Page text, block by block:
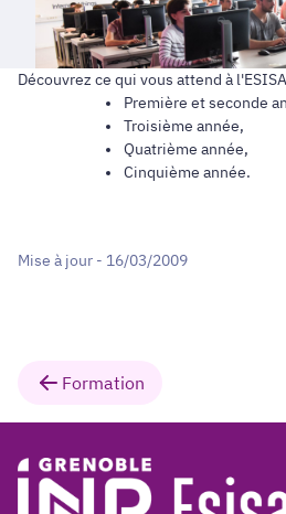
Découvrez ce qui vous attend à
Première et seconde
Troisième année,
Quatrième année,
Cinquième année.
Mise à jour - 16/03/2009
Formation